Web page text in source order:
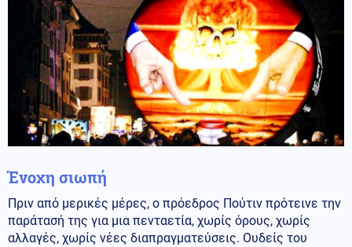
Ένοχη σιωπή
Πριν από μερικές μέρες, ο πρόεδρος Πούτιν πρότεινε την
παράτασή της για μια πενταετία, χωρίς όρους, χωρίς
αλλαγές, χωρίς νέες διαπραγματεύσεις. Ουδείς του